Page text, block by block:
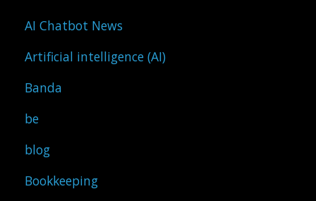
AI Chatbot News
Artificial intelligence (AI)
Banda
be
blog
Bookkeeping